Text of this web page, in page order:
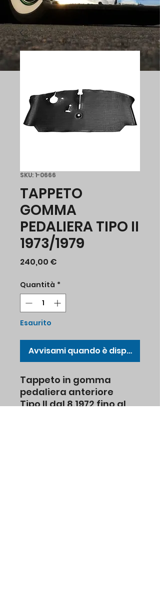
SKU: 1-0666
TAPPETO
GOMMA
PEDALIERA TIPO II
1973/1979
240,00 €
Quantità *
Esaurito
Avvisami quando è disponibile
Tappeto in gomma
pedaliera anteriore
Tipo II dal 8.1972 fino al